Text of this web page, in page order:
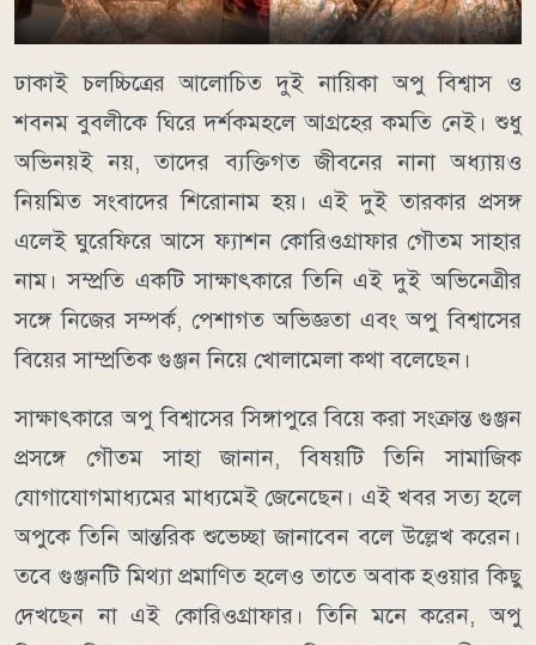
ঢাকাই চলচ্চিত্রের আলোচিত দুই নায়িকা অপু বিশ্বাস ও
শবনম বুবলীকে ঘিরে দর্শকমহলে আগ্রহের কমতি নেই। শুধু
অভিনয়ই নয়, তাদের ব্যক্তিগত জীবনের নানা অধ্যায়ও
নিয়মিত সংবাদের শিরোনাম হয়। এই দুই তারকার প্রসঙ্গ
এলেই ঘুরেফিরে আসে ফ্যাশন কোরিওগ্রাফার গৌতম সাহার
নাম। সম্প্রতি একটি সাক্ষাৎকারে তিনি এই দুই অভিনেত্রীর
সঙ্গে নিজের সম্পর্ক, পেশাগত অভিজ্ঞতা এবং অপু বিশ্বাসের
বিয়ের সাম্প্রতিক গুঞ্জন নিয়ে খোলামেলা কথা বলেছেন।
সাক্ষাৎকারে অপু বিশ্বাসের সিঙ্গাপুরে বিয়ে করা সংক্রান্ত গুঞ্জন
প্রসঙ্গে গৌতম সাহা জানান, বিষয়টি তিনি সামাজিক
যোগাযোগমাধ্যমের মাধ্যমেই জেনেছেন। এই খবর সত্য হলে
অপুকে তিনি আন্তরিক শুভেচ্ছা জানাবেন বলে উল্লেখ করেন।
তবে গুঞ্জনটি মিথ্যা প্রমাণিত হলেও তাতে অবাক হওয়ার কিছু
দেখছেন না এই কোরিওগ্রাফার। তিনি মনে করেন, অপু